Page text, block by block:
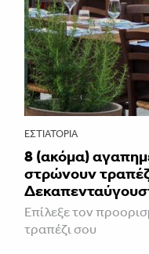
ΕΣΤΙΑΤΌΡΙΑ
8 (ακόμα)
στρώνουν
Επίλεξε τον
τραπέζι σου